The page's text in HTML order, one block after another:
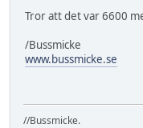
Tror att det var 6600
/Bussmicke
www.bussmicke.se
//Bussmicke.